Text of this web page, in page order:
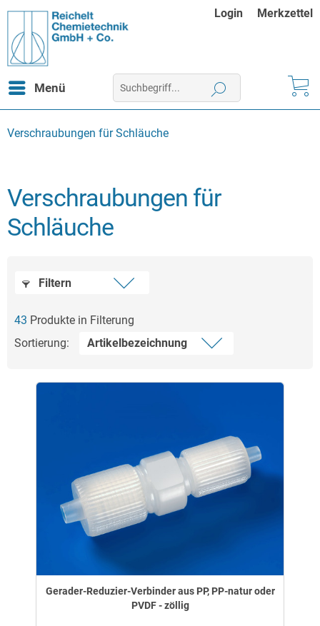
Login Merkzettel
Menü
Verschraubungen für Schläuche
Verschraubungen für
Schläuche
Filtern
43 Produkte in Filterung
Sortierung:
Gerader-Reduzier-Verbinder aus PP, PP-natur oder
PVDF - zöllig